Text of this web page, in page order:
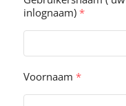
inlognaam) *
Voornaam *